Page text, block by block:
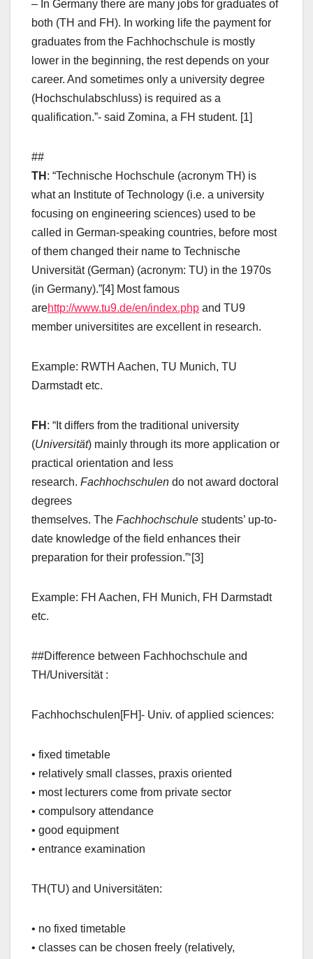
– In Germany there are many jobs for graduates of
both (TH and FH). In working life the payment for
graduates from the Fachhochschule is mostly
lower in the beginning, the rest depends on your
career. And sometimes only a university degree
(Hochschulabschluss) is required as a
qualification.”- said Zomina, a FH student. [1]
##
TH : “Technische Hochschule (acronym TH) is
what an Institute of Technology (i.e. a university
focusing on engineering sciences) used to be
called in German-speaking countries, before most
of them changed their name to Technische
Universität (German) (acronym: TU) in the 1970s
(in Germany).”[4] Most famous
arehttp://www.tu9.de/en/index.php and TU9
member universitites are excellent in research.
Example: RWTH Aachen, TU Munich, TU
Darmstadt etc.
FH : “It differs from the traditional university
(Universität) mainly through its more application or
practical orientation and less
research. Fachhochschulen do not award doctoral
degrees
themselves. The Fachhochschule students’ up-to-
date knowledge of the field enhances their
preparation for their profession.”‘[3]
Example: FH Aachen, FH Munich, FH Darmstadt
etc.
##Difference between Fachhochschule and
TH/Universität :
Fachhochschulen[FH]- Univ. of applied sciences:
• fixed timetable
• relatively small classes, praxis oriented
• most lecturers come from private sector
• compulsory attendance
• good equipment
• entrance examination
TH(TU) and Universitäten:
• no fixed timetable
• classes can be chosen freely (relatively,